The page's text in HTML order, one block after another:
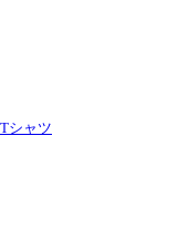
シャツ